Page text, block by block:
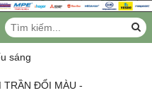
sáng
TRẦN ĐỔI MÀU -